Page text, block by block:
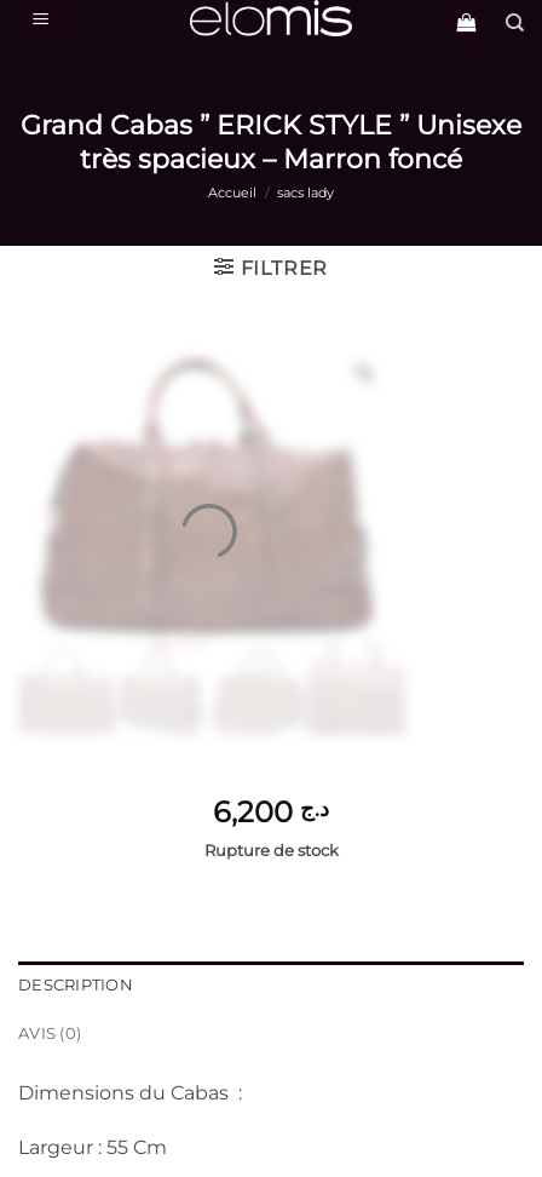
Passer
Grand Cabas ” ERICK STYLE ” Unisexe
très spacieux – Marron foncé
Accueil / sacs lady
FILTRER
د.ج
Rupture de stock
DESCRIPTION
AVIS (0)
Dimensions du Cabas :
Largeur : 55 Cm